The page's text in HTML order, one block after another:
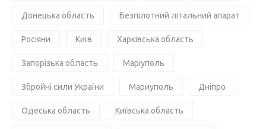
Донецька область Безпілотний літальний апарат
Росіяни Київ Харківська область
Запорізька область Маріуполь
Збройні сили України Мариуполь Дніпро
Одеська область Київська область